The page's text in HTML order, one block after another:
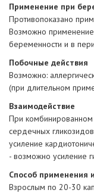
Применение при
Противопоказано
Возможно
беременности и в
Побочные действия
Возможно:
(при длительном
Взаимодействие
При
сердечных
усиление
- возможно усиление
Способ применения
Взрослым по 20-30